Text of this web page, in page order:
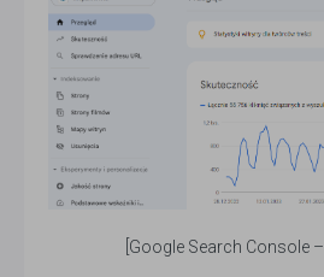
[Google Search Console